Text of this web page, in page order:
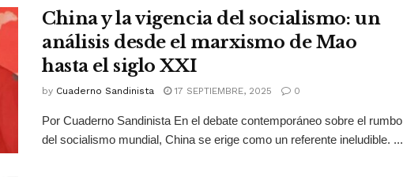
China y la vigencia del socialismo: un
análisis desde el marxismo de Mao
hasta el siglo XXI
by Cuaderno Sandinista 17 SEPTIEMBRE, 2025 0
Por Cuaderno Sandinista En el debate contemporáneo sobre el rumbo
del socialismo mundial, China se erige como un referente ineludible. ...